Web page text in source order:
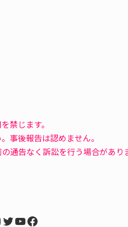
禁じます。
事後報告は認めません。
通告なく訴訟を行う場合があり
Twitter
YouTube
Facebook